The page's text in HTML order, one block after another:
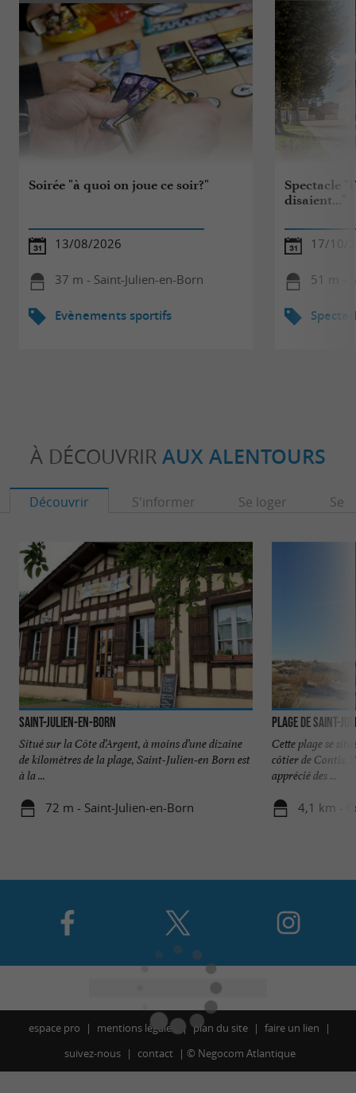
Soirée "à quoi on joue ce soir?"
13/08/2026
37 m - Saint-Julien-en-Born
Evènements sportifs
Spectacle
disaient..."
17/10/
51 m -
À DÉCOUVRIR AUX ALENTOURS
Découvrir S'informer Se loger Se
Saint-Julien-en-Born
Situé sur la Côte d’Argent, à moins d’une dizaine
de kilomètres de la plage, Saint-Julien-en Born est
à la ...
72 m - Saint-Julien-en-Born
Plage de Saint-
Cette plage se
côtier de Contis.
apprécié des ...
4,1 km -
espace pro mentions légales plan du site
faire un lien
suivez-nous
contact © Negocom Atlantique